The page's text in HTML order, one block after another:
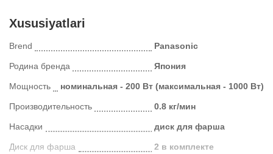
Xususiyatlari
Brend Panasonic
Родина бренда Япония
Мощность номинальная - 200 Вт (максимальная - 1000 Вт)
Производительность 0.8 кг/мин
Насадки диск для фарша
Диск для фарша 2 в комплекте